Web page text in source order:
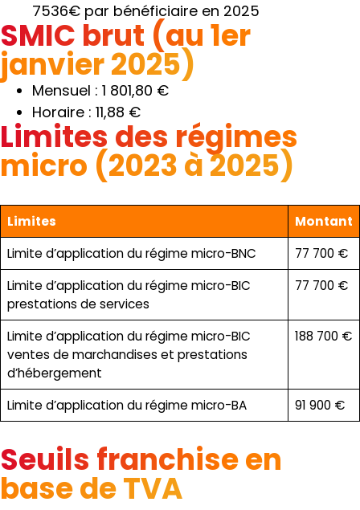
7536€ par bénéficiaire en 2025
SMIC brut (au 1er
janvier 2025)
Mensuel : 1 801,80 €
Horaire : 11,88 €
Limites des régimes
micro (2023 à 2025)
Limites
Montant
Limite d’application du régime micro-BNC
77 700 €
Limite d’application du régime micro-BIC
prestations de services
77 700 €
Limite d’application du régime micro-BIC
ventes de marchandises et prestations
d’hébergement
188 700 €
Limite d’application du régime micro-BA 91 900 €
Seuils franchise en
base de TVA